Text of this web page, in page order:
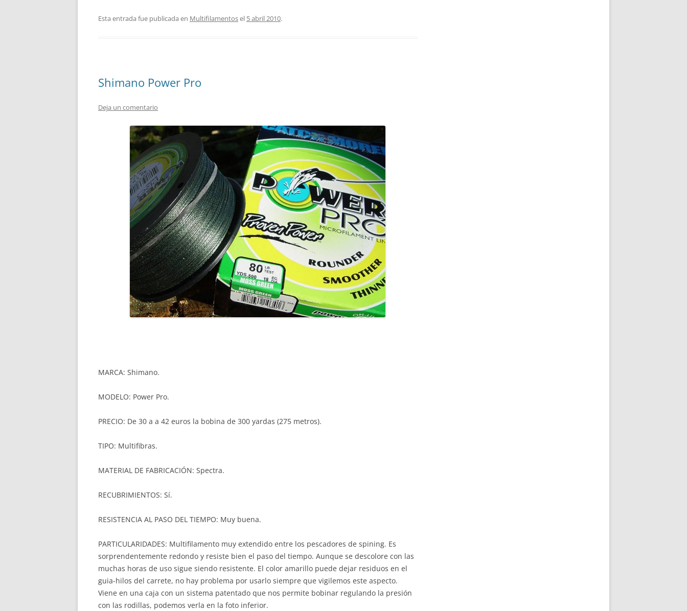
Esta entrada fue publicada en Multifilamentosel 5 abril 2010.
Shimano Power Pro
Deja un comentario
MARCA: Shimano.
MODELO: Power Pro.
PRECIO: De 30 a a 42 euros la bobina de 300 yardas (275 metros).
TIPO: Multifibras.
MATERIAL DE FABRICACIÓN: Spectra.
RECUBRIMIENTOS: Sí.
RESISTENCIA AL PASO DEL TIEMPO: Muy buena.
PARTICULARIDADES: Multifilamento muy extendido entre los pescadores de spining. Es
sorprendentemente redondo y resiste bien el paso del tiempo. Aunque se descolore con las
muchas horas de uso sigue siendo resistente. El color amarillo puede dejar residuos en el
guia-hilos del carrete, no hay problema por usarlo siempre que vigilemos este aspecto.
Viene en una caja con un sistema patentado que nos permite bobinar regulando la presión
con las rodillas, podemos verla en la foto inferior.